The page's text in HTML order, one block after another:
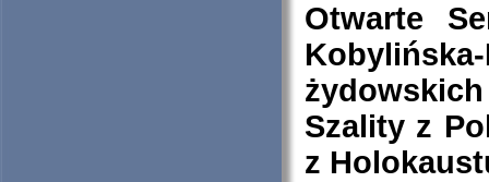
Otwarte
Szality z
z